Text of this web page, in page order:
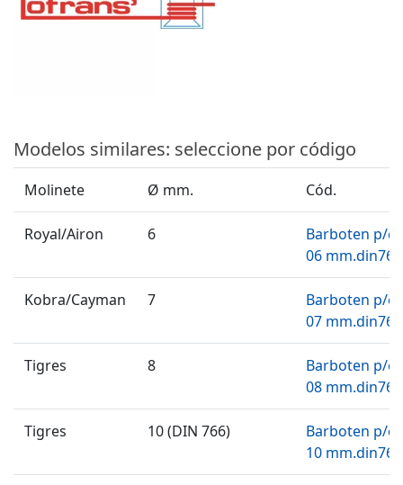
Modelos similares: seleccione por código
Molinete Ø mm. Cód.
Royal/Airon 6
Barboten p/
06 mm.din766
Kobra/Cayman 7
Barboten p/
07 mm.din766
Tigres 8
Barboten p/
08 mm.din766
Tigres 10 (DIN 766)
Barboten p/
10 mm.din766